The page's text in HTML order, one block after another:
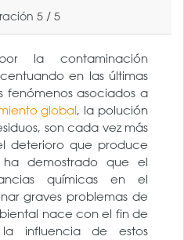
5 / 5
la contaminación
en las últimas
asociados a
global, la polución
son cada vez más
deterioro que produce
demostrado que el
químicas en el
graves problemas de
nace con el fin de
influencia de estos